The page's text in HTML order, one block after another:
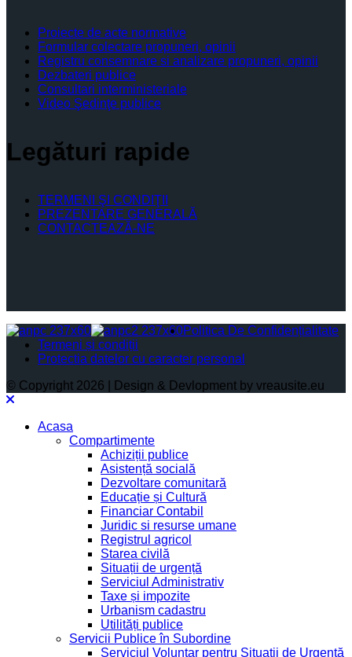
Proiecte de acte normative
Formular colectare propuneri, opinii
Registru consemnare si analizare propuneri, opinii
Dezbateri publice
Consultari interministeriale
Video Şedinţe publice
Legături rapide
TERMENI ŞI CONDIŢII
PREZENTARE GENERALĂ
CONTACTEAZĂ-NE
Politica De Confidențialitate
Termeni și condiții
Protectia datelor cu caracter personal
© Copyright 2026 | Design & Devlopment by vreausite.eu
Acasa
Compartimente
Achiziții publice
Asistență socială
Dezvoltare comunitară
Educație și Cultură
Financiar Contabil
Juridic si resurse umane
Registrul agricol
Starea civilă
Situații de urgență
Serviciul Administrativ
Taxe și impozite
Urbanism cadastru
Utilități publice
Servicii Publice în Subordine
Serviciul Voluntar pentru Situații de Urgență